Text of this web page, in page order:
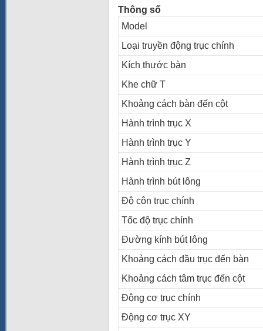
Thông số
Model
Loại truyền động trục chính
Kích thước bàn
Khe chữ T
Khoảng cách bàn đến cột
Hành trình trục X
Hành trình trục Y
Hành trình trục Z
Hành trình bút lông
Độ côn trục chính
Tốc độ trục chính
Đường kính bút lông
Khoảng cách đầu trục đến bàn
Khoảng cách tâm trục đến cột
Động cơ trục chính
Động cơ trục XY